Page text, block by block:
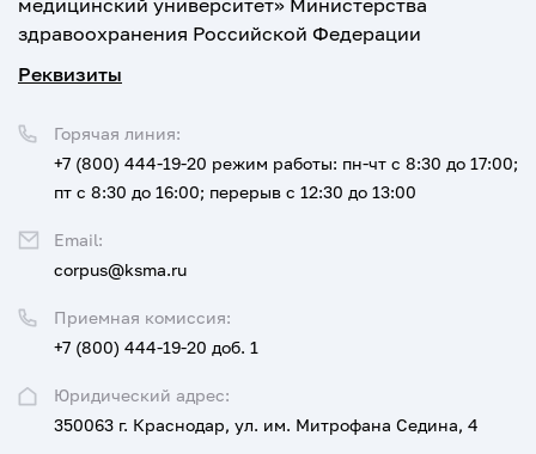
медицинский университет» Министерства
здравоохранения Российской Федерации
Реквизиты
Юридический адрес:
350063 г. Краснодар, ул. им. Митрофана Седина, 4
Приемная комиссия:
+7 (800) 444-19-20 доб. 1
Горячая линия:
+7 (800) 444-19-20 режим работы: пн-чт с 8:30 до 17:00;
пт с 8:30 до 16:00; перерыв с 12:30 до 13:00
Email:
corpus@ksma.ru